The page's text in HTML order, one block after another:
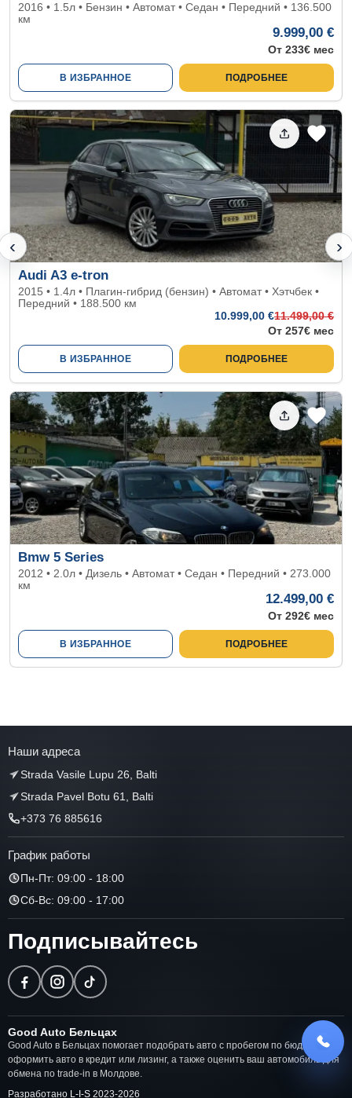
‹ ›
2016 • 1.5л • Бензин • Автомат • Седан • Передний • 136.500
км
9.999,00 €
От 233€ мес
В ИЗБРАННОЕ ПОДРОБНЕЕ
Audi A3 e-tron
2015 • 1.4л • Плагин-гибрид (бензин) • Автомат • Хэтчбек •
Передний • 188.500 км
10.999,00 €11.499,00 €
От 257€ мес
В ИЗБРАННОЕ ПОДРОБНЕЕ
Bmw 5 Series
2012 • 2.0л • Дизель • Автомат • Седан • Передний • 273.000
км
12.499,00 €
От 292€ мес
В ИЗБРАННОЕ ПОДРОБНЕЕ
Наши адреса
Strada Vasile Lupu 26, Balti
Strada Pavel Botu 61, Balti
+373 76 885616
График работы
Пн-Пт: 09:00 - 18:00
Сб-Вс: 09:00 - 17:00
Подписывайтесь
Good Auto Бельцах
Good Auto в Бельцах помогает подобрать авто с пробегом по бюджету,
оформить авто в кредит или лизинг, а также оценить ваш автомобиль для
обмена по trade-in в Молдове.
Разработано L-I-S 2023-2026